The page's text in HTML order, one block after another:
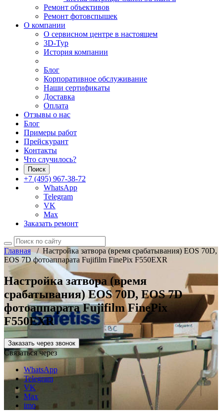
Ремонт объективов
Ремонт фотовспышек
О компании
О сервисном центре в настоящем
3D-Тур
История компании
Блог
Корпоративное обслуживание
Наши сертификаты
Доставка
Оплата
Отзывы о нас
Блог
Примеры работ
Прейскурант
Контакты
Что случилось?
Поиск
+7 (495) 967-38-72
WhatsApp
Telegram
VK
Max
Заказать ремонт
Главная/ Настройка затвора (время срабатывания) EOS 70D,
EOS 7D фотоаппарата Fujifilm FinePix F550EXR
Настройка затвора (время
срабатывания) EOS 70D, EOS 7D
фотоаппарата Fujifilm FinePix
F550EXR
Заказать через звонок
Связаться через
WhatsApp
Telegram
VK
Max
imo